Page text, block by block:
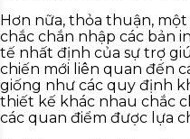
Hơn nữa, thỏa thuận,
chắc chắn nhập các bản
tế nhất định của sự trợ
chiến mới liên quan đến
giống như các quy định
thiết kế khác nhau chắc
các quan điểm được lựa